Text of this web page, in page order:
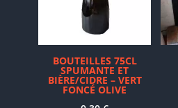
BOUTEILLES 75CL
SPUMANTE ET
BIÈRE/CIDRE – VERT
FONCÉ OLIVE